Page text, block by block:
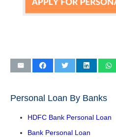
Personal Loan By Banks
HDFC Bank Personal Loan
Bank Personal Loan